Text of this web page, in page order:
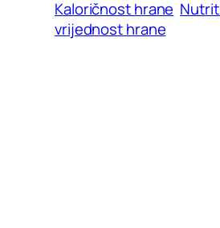
Kaloričnost hrane
vrijednost hrane